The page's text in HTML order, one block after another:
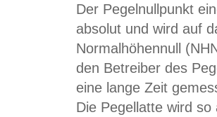
Der Pegelnullpunkt
absolut und wird auf
Normalhöhennull
den Betreiber des
eine lange Zeit
Die Pegellatte wird